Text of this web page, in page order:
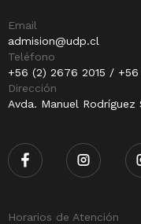
Email
admision@udp.cl
Teléfono
+56 (2) 2676 2015 /
Dirección
Avda. Manuel Rodríguez
Horarios de Atención